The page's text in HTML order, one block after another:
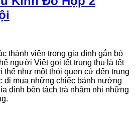
thành viên trong gia đình gắn bó
người Việt gọi tết trung thu là tết
thế như một thói quen cứ đến trung
đi mua những chiếc bánh nướng
đình bên tách trà nhâm nhi những